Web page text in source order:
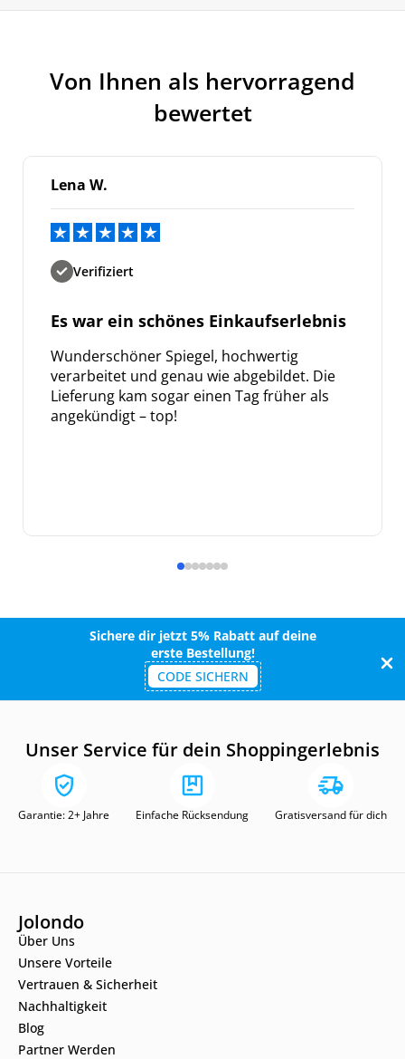
Von Ihnen als hervorragend
bewertet
Lena W.
Verifiziert
Es war ein schönes Einkaufserlebnis
Wunderschöner Spiegel, hochwertig
verarbeitet und genau wie abgebildet. Die
Lieferung kam sogar einen Tag früher als
angekündigt – top!
Sichere dir jetzt 5% Rabatt auf deine
erste Bestellung!
CODE SICHERN
Unser Service für dein Shoppingerlebnis
Garantie: 2+ Jahre Einfache Rücksendung Gratisversand für dich
Jolondo
Über Uns
Unsere Vorteile
Vertrauen & Sicherheit
Nachhaltigkeit
Blog
Partner Werden